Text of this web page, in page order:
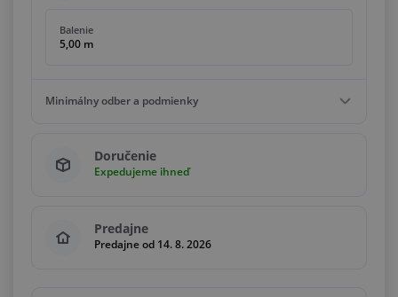
Balenie
5,00 m
Minimálny odber a podmienky
5,00 m
Násobky 5,00 m
Doručenie
Expedujeme ihneď
Predajne
Predajne od 14. 8. 2026